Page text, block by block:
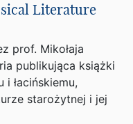
Literature
prof. Mikołaja
publikująca książki
łacińskiemu,
starożytnej i jej